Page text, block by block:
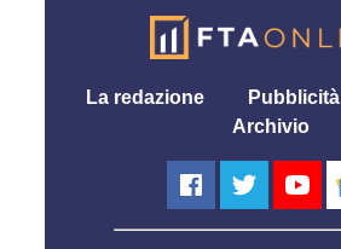
La redazione Pubblicità
Archivio